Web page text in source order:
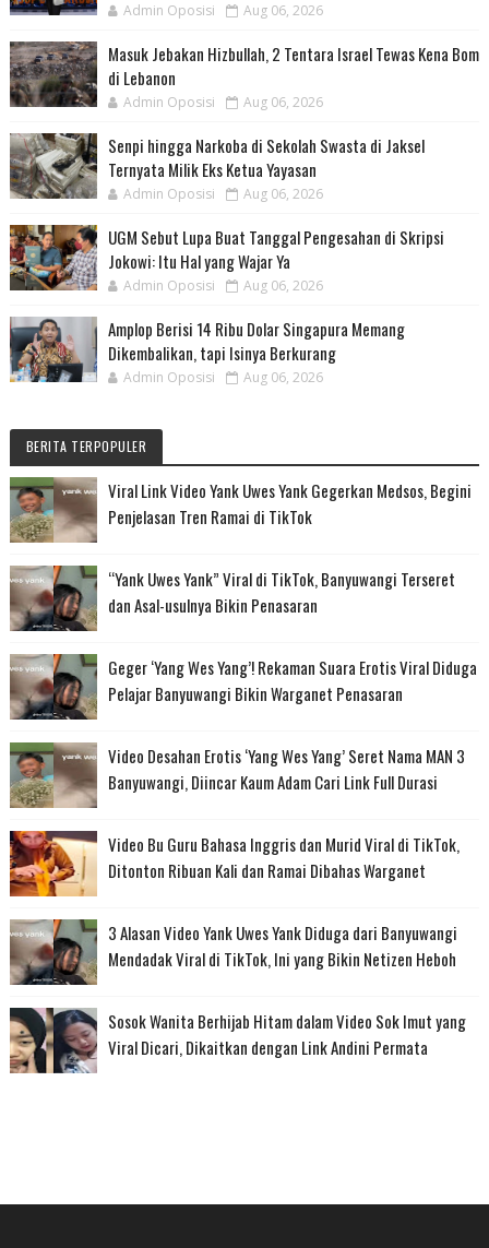
Admin Oposisi Aug 06, 2026
Masuk Jebakan Hizbullah, 2 Tentara Israel Tewas Kena Bom
di Lebanon
Admin Oposisi Aug 06, 2026
Senpi hingga Narkoba di Sekolah Swasta di Jaksel
Ternyata Milik Eks Ketua Yayasan
Admin Oposisi Aug 06, 2026
UGM Sebut Lupa Buat Tanggal Pengesahan di Skripsi
Jokowi: Itu Hal yang Wajar Ya
Admin Oposisi Aug 06, 2026
Amplop Berisi 14 Ribu Dolar Singapura Memang
Dikembalikan, tapi Isinya Berkurang
Admin Oposisi Aug 06, 2026
BERITA TERPOPULER
Viral Link Video Yank Uwes Yank Gegerkan Medsos, Begini
Penjelasan Tren Ramai di TikTok
“Yank Uwes Yank” Viral di TikTok, Banyuwangi Terseret
dan Asal-usulnya Bikin Penasaran
Geger ‘Yang Wes Yang’! Rekaman Suara Erotis Viral Diduga
Pelajar Banyuwangi Bikin Warganet Penasaran
Video Desahan Erotis ‘Yang Wes Yang’ Seret Nama MAN 3
Banyuwangi, Diincar Kaum Adam Cari Link Full Durasi
Video Bu Guru Bahasa Inggris dan Murid Viral di TikTok,
Ditonton Ribuan Kali dan Ramai Dibahas Warganet
3 Alasan Video Yank Uwes Yank Diduga dari Banyuwangi
Mendadak Viral di TikTok, Ini yang Bikin Netizen Heboh
Sosok Wanita Berhijab Hitam dalam Video Sok Imut yang
Viral Dicari, Dikaitkan dengan Link Andini Permata